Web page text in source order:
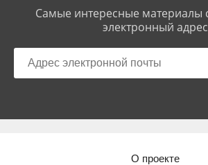
Самые интересные материалы
электронный адрес
О проекте